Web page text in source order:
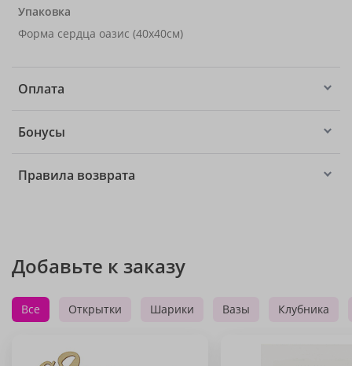
Упаковка
Форма сердца оазис (40x40см)
Оплата
Бонусы
Правила возврата
Добавьте к заказу
Все Открытки Шарики Вазы Клубника